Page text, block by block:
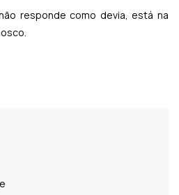
responde como devia, está na